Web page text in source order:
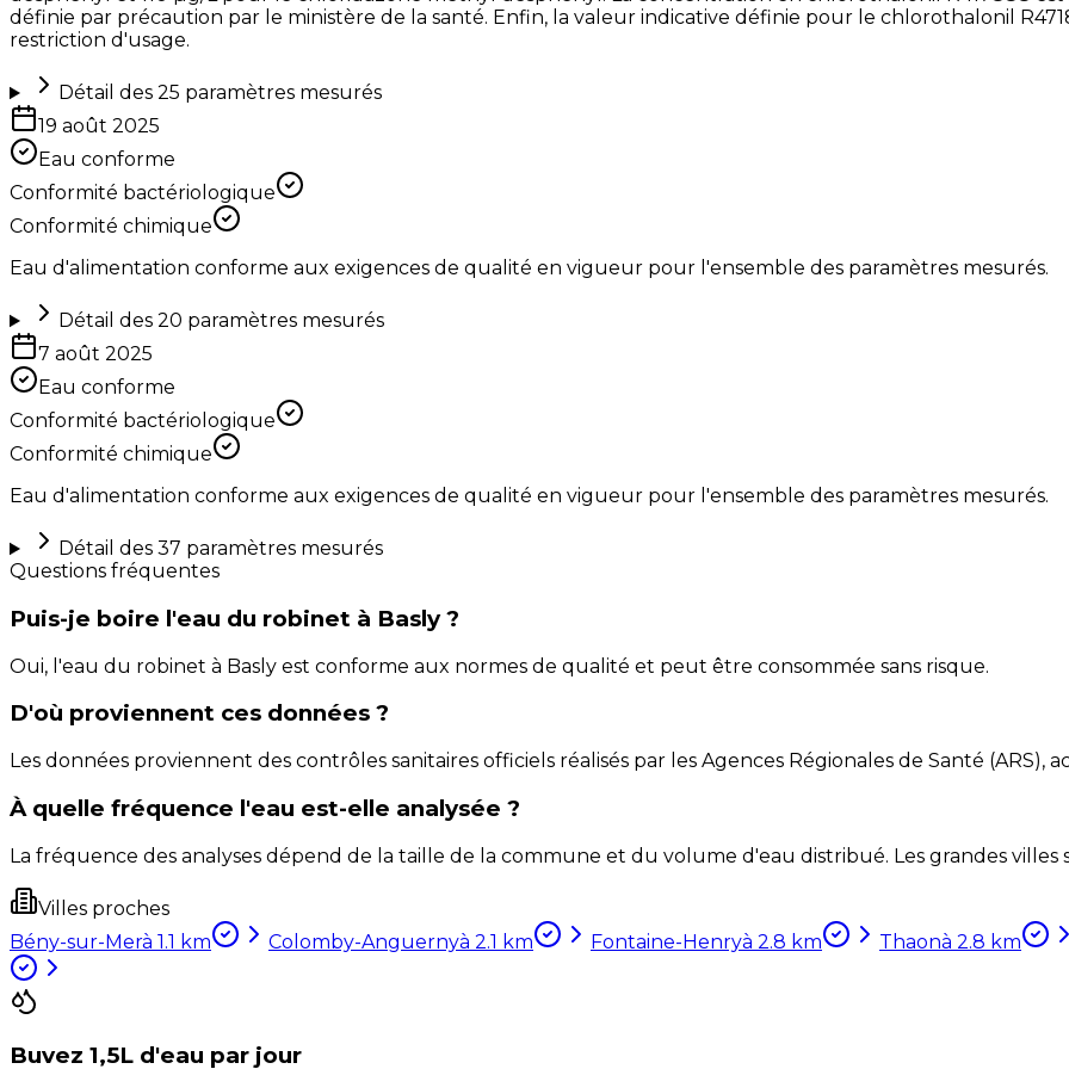
définie par précaution par le ministère de la santé. Enfin, la valeur indicative définie pour le chlorothalonil
restriction d'usage.
Détail des 25 paramètres mesurés
19 août 2025
Eau conforme
Conformité bactériologique
Conformité chimique
Eau d'alimentation conforme aux exigences de qualité en vigueur pour l'ensemble des paramètres mesurés.
Détail des 20 paramètres mesurés
7 août 2025
Eau conforme
Conformité bactériologique
Conformité chimique
Eau d'alimentation conforme aux exigences de qualité en vigueur pour l'ensemble des paramètres mesurés.
Détail des 37 paramètres mesurés
Questions fréquentes
Puis-je boire l'eau du robinet à Basly ?
Oui, l'eau du robinet à Basly est conforme aux normes de qualité et peut être consommée sans risque.
D'où proviennent ces données ?
Les données proviennent des contrôles sanitaires officiels réalisés par les Agences Régionales de Santé (ARS),
À quelle fréquence l'eau est-elle analysée ?
La fréquence des analyses dépend de la taille de la commune et du volume d'eau distribué. Les grandes villes
Villes proches
Bény-sur-Merà 1.1 km Colomby-Anguernyà 2.1 km Fontaine-Henryà 2.8 km Thaonà 2.8 km
Buvez 1,5L d'eau par jour